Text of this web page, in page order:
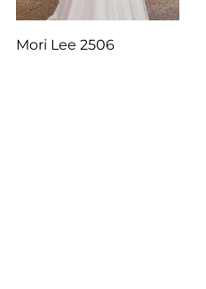
Mori Lee 2506